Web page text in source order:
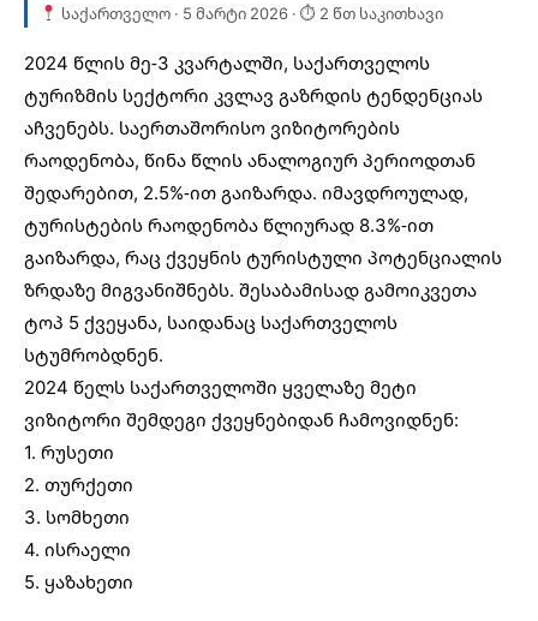
საქართველო · 5 მარტი 2026 · ⏱ 2 წთ საკითხავი
2024 წლის მე-3 კვარტალში, საქართველოს
ტურიზმის სექტორი კვლავ გაზრდის ტენდენციას
აჩვენებს. საერთაშორისო ვიზიტორების
რაოდენობა, წინა წლის ანალოგიურ პერიოდთან
შედარებით, 2.5%-ით გაიზარდა. იმავდროულად,
ტურისტების რაოდენობა წლიურად 8.3%-ით
გაიზარდა, რაც ქვეყნის ტურისტული პოტენციალის
ზრდაზე მიგვანიშნებს. შესაბამისად გამოიკვეთა
ტოპ 5 ქვეყანა, საიდანაც საქართველოს
სტუმრობდნენ.
2024 წელს საქართველოში ყველაზე მეტი
ვიზიტორი შემდეგი ქვეყნებიდან ჩამოვიდნენ:
1. რუსეთი
2. თურქეთი
3. სომხეთი
4. ისრაელი
5. ყაზახეთი